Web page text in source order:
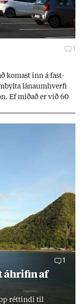
1
kom­ast inn á fast­
lánaum­hverfi
Ef mið­að er við 60
1
áhrif­in af
rétt­indi til